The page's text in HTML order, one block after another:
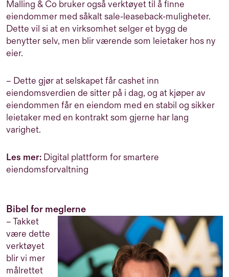
Malling & Co bruker også verktøyet til å finne
eiendommer med såkalt sale-leaseback-muligheter.
Dette vil si at en virksomhet selger et bygg de
benytter selv, men blir værende som leietaker hos ny
eier.
– Dette gjør at selskapet får cashet inn
eiendomsverdien de sitter på i dag, og at kjøper av
eiendommen får en eiendom med en stabil og sikker
leietaker med en kontrakt som gjerne har lang
varighet.
Les mer: Digital plattform for smartere
eiendomsforvaltning
Bibel for meglerne
– Takket
være dette
verktøyet
blir vi mer
målrettet